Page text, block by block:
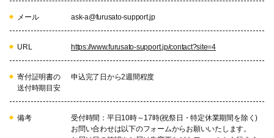
メール ask-a@furusato-support.jp
URL https://www.furusato-support.jp/contact?site=4
寄付証明書の
送付時期目安
申込完了日から2週間程度
備考
受付時間：平日10時～17時(祝祭日・特定休業期間を除く)
お問い合わせは以下のフォームからお願いいたします。